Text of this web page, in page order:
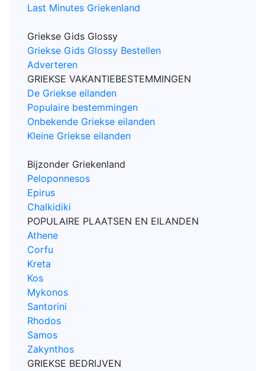
Last Minutes Griekenland
Griekse Gids Glossy
Griekse Gids Glossy Bestellen
Adverteren
GRIEKSE VAKANTIEBESTEMMINGEN
De Griekse eilanden
Populaire bestemmingen
Onbekende Griekse eilanden
Kleine Griekse eilanden
Bijzonder Griekenland
Peloponnesos
Epirus
Chalkidiki
POPULAIRE PLAATSEN EN EILANDEN
Athene
Corfu
Kreta
Kos
Mykonos
Santorini
Rhodos
Samos
Zakynthos
GRIEKSE BEDRIJVEN